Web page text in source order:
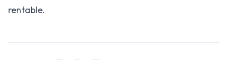
rentable.